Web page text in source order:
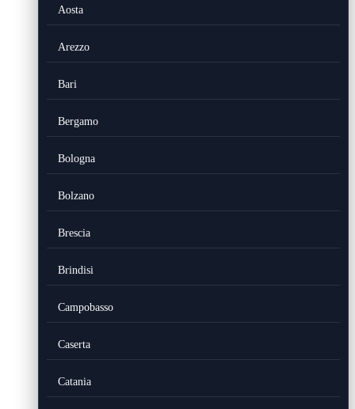
Aosta
Arezzo
Bari
Bergamo
Bologna
Bolzano
Brescia
Brindisi
Campobasso
Caserta
Catania